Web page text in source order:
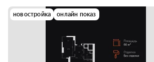
новостройка онлайн показ